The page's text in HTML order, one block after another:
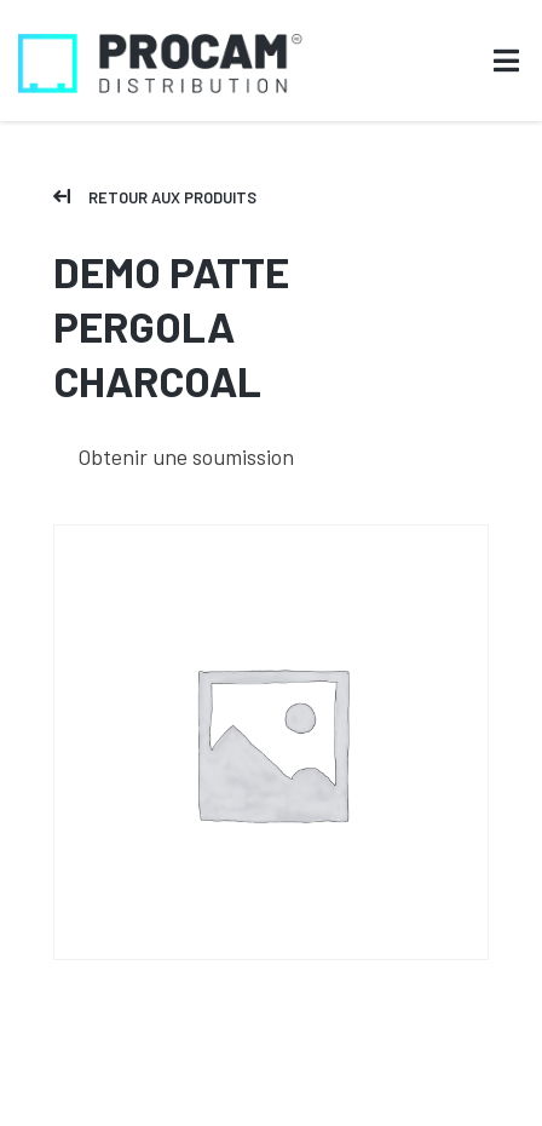
RETOUR AUX PRODUITS
DEMO PATTE
PERGOLA
CHARCOAL
Obtenir une soumission